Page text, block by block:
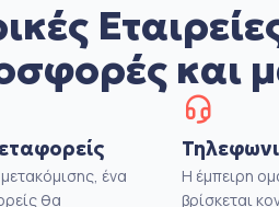
και
ένα
θα
Η έμπειρη
βρίσκεται